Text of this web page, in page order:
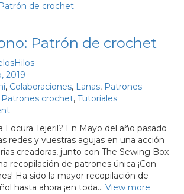
Patrón de crochet
2019
, Colaboraciones, Lanas, Patrones
Patrones crochet, Tutoriales
Locura Tejeril? En Mayo del año pasado
redes y vuestras agujas en una acción
creadoras, junto con The Sewing Box
recopilación de patrones única ¡Con
Ha sido la mayor recopilación de
hasta ahora ¡en toda… View more